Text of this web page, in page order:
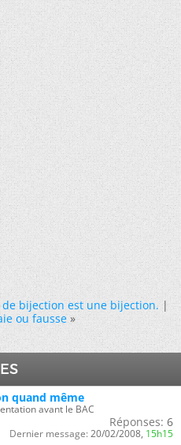
bijection est une bijection.|
ou fausse »
quand même
avant le BAC
Réponses: 6
Dernier message: 20/02/2008, 15h15